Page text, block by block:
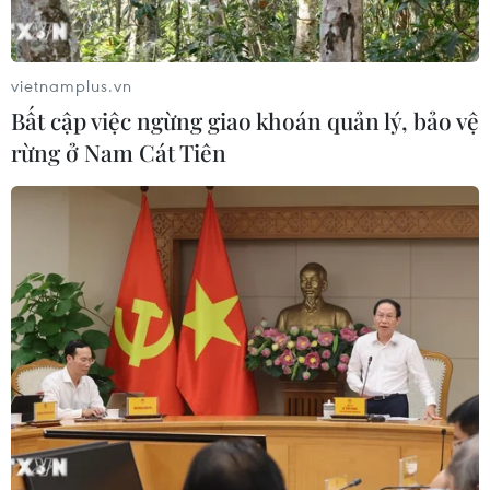
quốc tế.
(TTXVN/Vietnam+)
vietnamplus.vn
Bất cập việc ngừng giao khoán quản lý, bảo vệ
rừng ở Nam Cát Tiên